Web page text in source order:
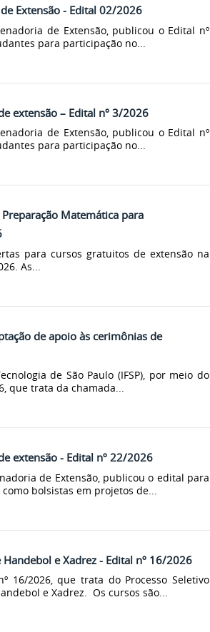
Extensão - Edital 02/2026
de Extensão, publicou o Edital nº
para participação no...
extensão – Edital nº 3/2026
de Extensão, publicou o Edital nº
para participação no...
Matemática para
para cursos gratuitos de extensão na
As...
de apoio às cerimônias de
de São Paulo (IFSP), por meio do
que trata da chamada...
extensão - Edital nº 22/2026
de Extensão, publicou o edital para
bolsistas em projetos de...
e Xadrez - Edital nº 16/2026
16/2026, que trata do Processo Seletivo
e Xadrez. Os cursos são...